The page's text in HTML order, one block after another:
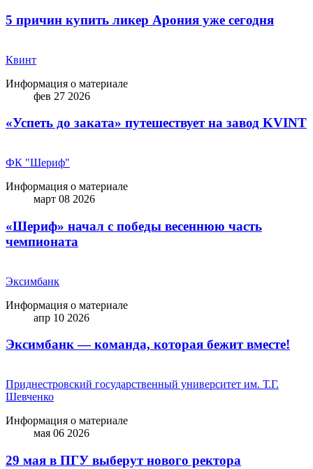
5 причин купить ликep Арония уже сегодня
Квинт
Информация о материале
фев 27 2026
«Успеть до заката» путешествует на завод KVINT
ФК "Шериф"
Информация о материале
март 08 2026
«Шериф» начал с победы весеннюю часть
чемпионата
Эксимбанк
Информация о материале
апр 10 2026
Эксимбанк — команда, которая бежит вместе!
Приднестровский государственный университет им. Т.Г.
Шевченко
Информация о материале
мая 06 2026
29 мая в ПГУ выберут нового ректора